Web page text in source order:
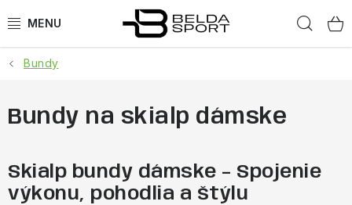
na
ŠPORTY
BEH
GOLDBERGH
Bundy
Bundy na skialp dámske
Skialp bundy dámske – Spojenie
výkonu, pohodlia a štýlu